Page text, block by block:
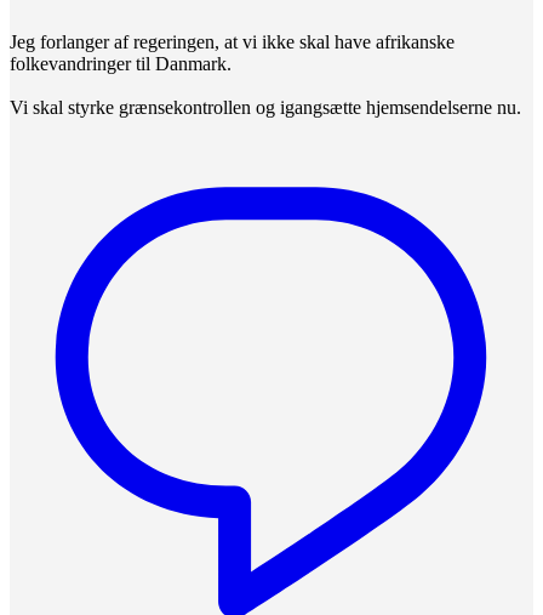
Jeg forlanger af regeringen, at vi ikke skal have afrikanske
folkevandringer til Danmark.
Vi skal styrke grænsekontrollen og igangsætte hjemsendelserne nu.